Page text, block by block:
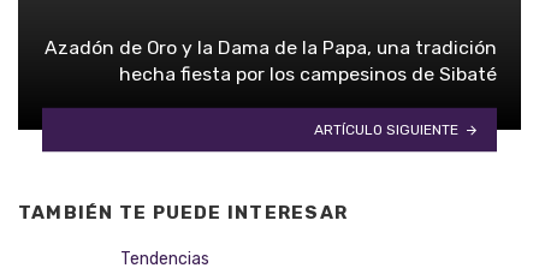
Azadón de Oro y la Dama de la Papa, una tradición
hecha fiesta por los campesinos de Sibaté
ARTÍCULO SIGUIENTE
TAMBIÉN TE PUEDE INTERESAR
Tendencias